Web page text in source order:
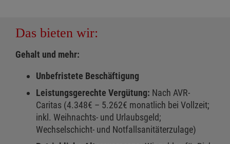
Das bieten wir:
Gehalt und mehr:
Unbefristete Beschäftigung
Leistungsgerechte Vergütung: Nach AVR-
Caritas (4.348€ – 5.262€ monatlich bei Vollzeit;
inkl. Weihnachts- und Urlaubsgeld;
Wechselschicht- und Notfallsanitäterzulage)